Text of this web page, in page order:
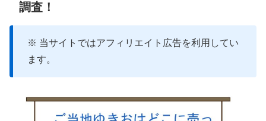
調査！
※ 当サイトではアフィリエイト広告を利用してい
ます。